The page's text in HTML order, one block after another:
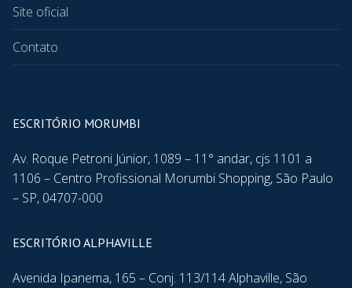
Site oficial
Contato
ESCRITÓRIO MORUMBI
Av. Roque Petroni Júnior, 1089 – 11° andar, cjs 1101 a
1106 – Centro Profissional Morumbi Shopping, São Paulo
– SP, 04707-000
ESCRITÓRIO ALPHAVILLE
Avenida Ipanema, 165 – Conj. 113/114 Alphaville, São